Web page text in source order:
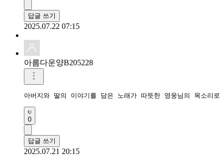
답글 쓰기
2025.07.22 07:15
아름다운양B205228
아버지와 딸의 이야기를 담은 노래가 따뜻한 영웅님의 목소리
0
답글 쓰기
2025.07.21 20:15